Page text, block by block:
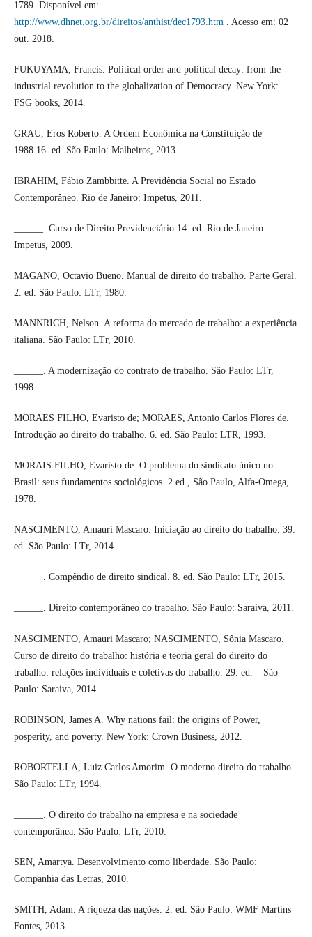
1789. Disponível em:
http://www.dhnet.org.br/direitos/anthist/dec1793.htm. Acesso em: 02
out. 2018.
FUKUYAMA, Francis. Political order and political decay: from the
industrial revolution to the globalization of Democracy. New York:
FSG books, 2014.
GRAU, Eros Roberto. A Ordem Econômica na Constituição de
1988.16. ed. São Paulo: Malheiros, 2013.
IBRAHIM, Fábio Zambbitte. A Previdência Social no Estado
Contemporâneo. Rio de Janeiro: Impetus, 2011.
______. Curso de Direito Previdenciário.14. ed. Rio de Janeiro:
Impetus, 2009.
MAGANO, Octavio Bueno. Manual de direito do trabalho. Parte Geral.
2. ed. São Paulo: LTr, 1980.
MANNRICH, Nelson. A reforma do mercado de trabalho: a experiência
italiana. São Paulo: LTr, 2010.
______. A modernização do contrato de trabalho. São Paulo: LTr,
1998.
MORAES FILHO, Evaristo de; MORAES, Antonio Carlos Flores de.
Introdução ao direito do trabalho. 6. ed. São Paulo: LTR, 1993.
MORAIS FILHO, Evaristo de. O problema do sindicato único no
Brasil: seus fundamentos sociológicos. 2 ed., São Paulo, Alfa-Omega,
1978.
NASCIMENTO, Amauri Mascaro. Iniciação ao direito do trabalho. 39.
ed. São Paulo: LTr, 2014.
______. Compêndio de direito sindical. 8. ed. São Paulo: LTr, 2015.
______. Direito contemporâneo do trabalho. São Paulo: Saraiva, 2011.
NASCIMENTO, Amauri Mascaro; NASCIMENTO, Sônia Mascaro.
Curso de direito do trabalho: história e teoria geral do direito do
trabalho: relações individuais e coletivas do trabalho. 29. ed. – São
Paulo: Saraiva, 2014.
ROBINSON, James A. Why nations fail: the origins of Power,
posperity, and poverty. New York: Crown Business, 2012.
ROBORTELLA, Luiz Carlos Amorim. O moderno direito do trabalho.
São Paulo: LTr, 1994.
______. O direito do trabalho na empresa e na sociedade
contemporânea. São Paulo: LTr, 2010.
SEN, Amartya. Desenvolvimento como liberdade. São Paulo:
Companhia das Letras, 2010.
SMITH, Adam. A riqueza das nações. 2. ed. São Paulo: WMF Martins
Fontes, 2013.